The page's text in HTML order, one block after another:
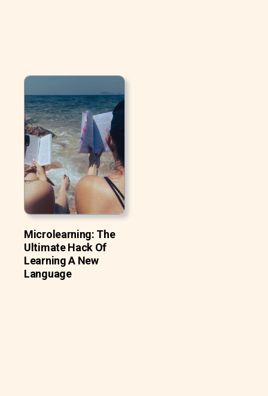
Microlearning: The
Ultimate Hack Of
Learning A New
Language